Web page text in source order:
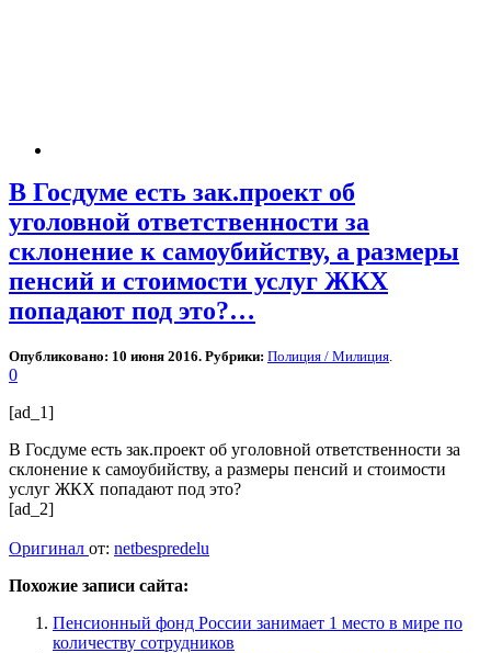
В Госдуме есть зак.проект об
уголовной ответственности за
склонение к самоубийству, а размеры
пенсий и стоимости услуг ЖКХ
попадают под это?…
Опубликовано: 10 июня 2016. Рубрики: Полиция / Милиция
0
[ad_1]
В Госдуме есть зак.проект об уголовной ответственности за
склонение к самоубийству, а размеры пенсий и стоимости
услуг ЖКХ попадают под это?
[ad_2]
Оригинал от: netbespredelu
Похожие записи сайта:
Пенсионный фонд России занимает 1 место в мире по
количеству сотрудников